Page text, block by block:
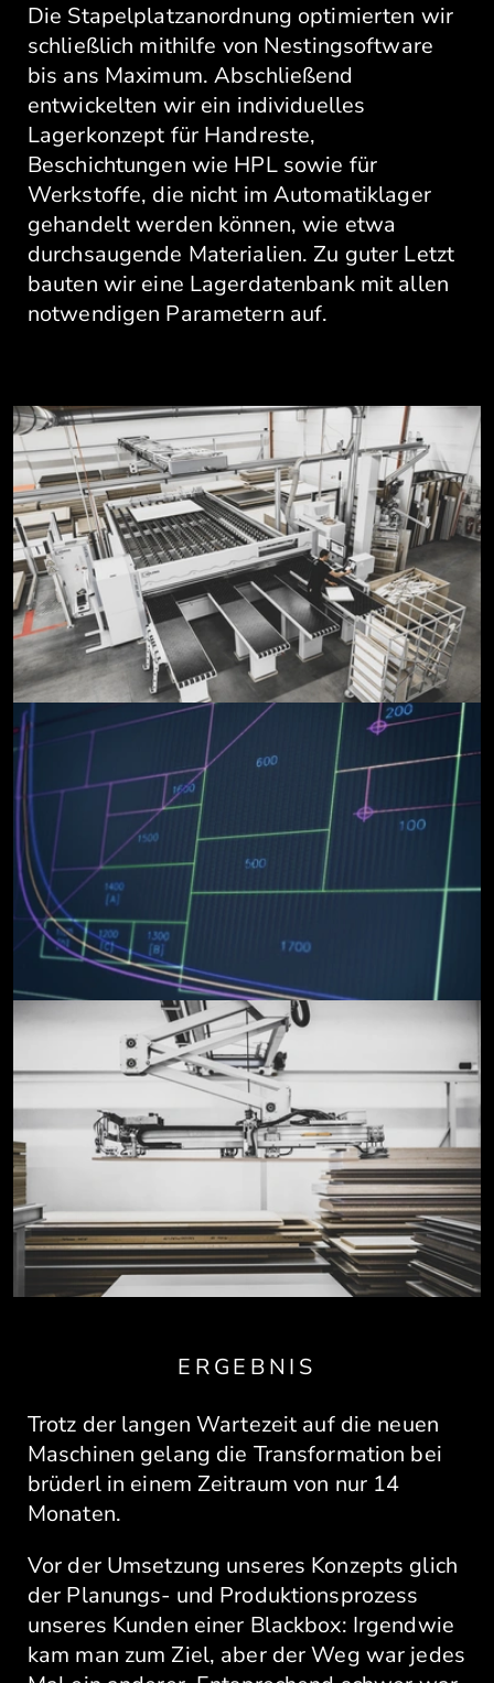
Die Stapelplatzanordnung optimierten wir
schließlich mithilfe von Nestingsoftware
bis ans Maximum. Abschließend
entwickelten wir ein individuelles
Lagerkonzept für Handreste,
Beschichtungen wie HPL sowie für
Werkstoffe, die nicht im Automatiklager
gehandelt werden können, wie etwa
durchsaugende Materialien. Zu guter Letzt
bauten wir eine Lagerdatenbank mit allen
notwendigen Parametern auf.
ERGEBNIS
Trotz der langen Wartezeit auf die neuen
Maschinen gelang die Transformation bei
brüderl in einem Zeitraum von nur 14
Monaten.
Vor der Umsetzung unseres Konzepts glich
der Planungs- und Produktionsprozess
unseres Kunden einer Blackbox: Irgendwie
kam man zum Ziel, aber der Weg war jedes